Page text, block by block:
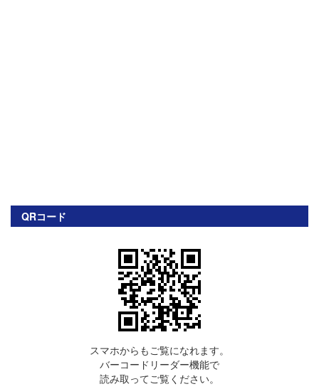
QRコード
スマホからもご覧になれます。
バーコードリーダー機能で
読み取ってご覧ください。